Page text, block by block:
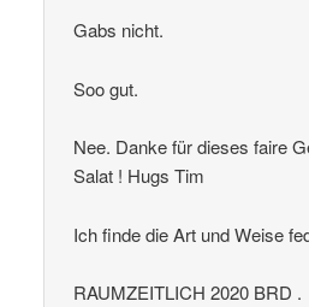
Gabs nicht.
Soo gut.
Nee. Danke für dieses faire
Salat ! Hugs Tim
Ich finde die Art und Weise
RAUMZEITLICH 2020 BRD .